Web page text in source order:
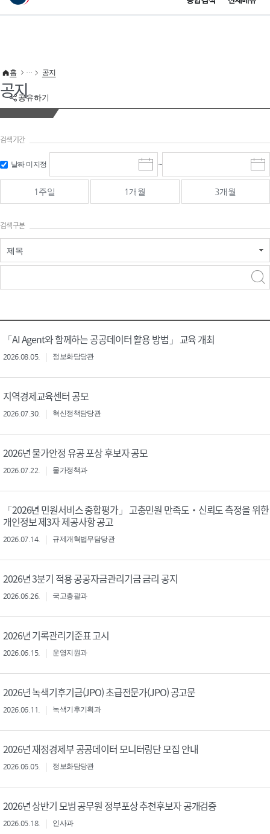
이 누리집은 대한민국 공식 전자정부 누리집입니다.
공유하기
홈 공지
공지
검색기간
날짜 미지정
시
작
일
선
~
종
료
선
1주일 1개월 3개월
검색구분
제목
「AI Agent와 함께하는 공공데이터 활용 방법」 교육 개최
2026.08.05. 정보화담당관
지역경제교육센터 공모
2026.07.30. 혁신정책담당관
2026년 물가안정 유공 포상 후보자 공모
2026.07.22. 물가정책과
「2026년 민원서비스 종합평가」 고충민원 만족도‧신뢰도 측정을 위한
개인정보 제3자 제공사항 공고
2026.07.14. 규제개혁법무담당관
2026년 3분기 적용 공공자금관리기금 금리 공지
2026.06.26. 국고총괄과
2026년 기록관리기준표 고시
2026.06.15. 운영지원과
2026년 녹색기후기금(JPO) 초급전문가(JPO) 공고문
2026.06.11. 녹색기후기획과
2026년 재정경제부 공공데이터 모니터링단 모집 안내
2026.06.05. 정보화담당관
2026년 상반기 모범 공무원 정부포상 추천후보자 공개검증
2026.05.18. 인사과